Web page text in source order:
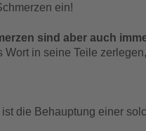
ein!
sind aber auch
in seine Teile
die Behauptung einer